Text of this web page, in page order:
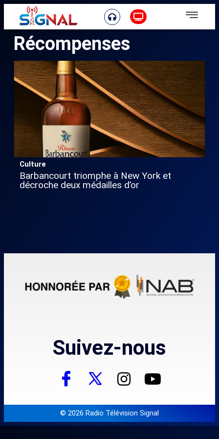
Récompenses
Culture
Barbancourt triomphe à New York et
décroche deux médailles d’or
Suivez-nous
© 2026 Radio Télévision Signal